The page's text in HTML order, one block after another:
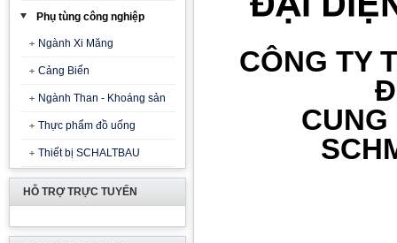
Phụ tùng công nghiệp
Ngành Xi Măng
Cảng Biển
Ngành Than - Khoáng sản
Thực phẩm đồ uống
Thiết bị SCHALTBAU
HỖ TRỢ TRỰC TUYẾN
CÔNG TY